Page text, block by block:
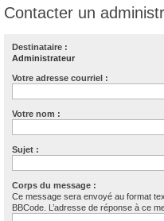
Contacter un
Destinataire :
Administrateur
Votre adresse courriel :
Votre nom :
Sujet :
Corps du message :
Ce message sera envoyé au format
BBCode. L’adresse de réponse à ce